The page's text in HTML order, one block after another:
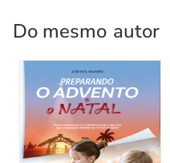
Do mesmo autor